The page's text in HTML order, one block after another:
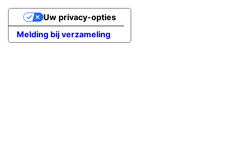
Melding bij verzameling
Uw privacy-opties